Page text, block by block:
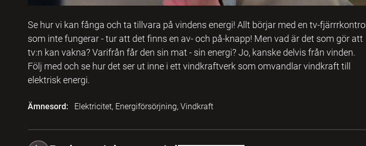
Se hur vi kan fånga och ta tillvara på vindens energi! Allt börjar med en tv-fjärrrkontroll
som inte fungerar - tur att det finns en av- och på-knapp! Men vad är det som gör att
tv:n kan vakna? Varifrån får den sin mat - sin energi? Jo, kanske delvis från vinden.
Följ med och se hur det ser ut inne i ett vindkraftverk som omvandlar vindkraft till
elektrisk energi.
Ämnesord: Elektricitet, Energiförsörjning, Vindkraft